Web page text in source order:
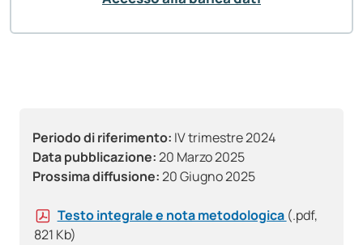
Periodo di riferimento: IV trimestre 2024
Data pubblicazione:20 Marzo 2025
Prossima diffusione:20 Giugno 2025
Testo integrale e nota metodologica (.pdf,
821 Kb)